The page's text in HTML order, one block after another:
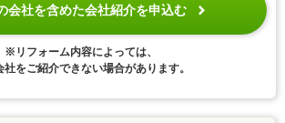
会社を含めた会社紹介を申込む
※リフォーム内容によっては、
社をご紹介できない場合があります。